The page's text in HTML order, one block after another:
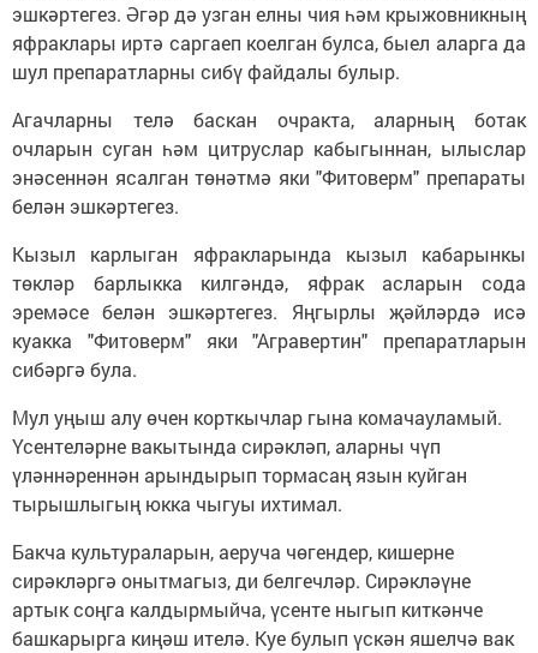
эшкәртегез. Әгәр дә узган елны чия һәм крыжовникның
яфраклары иртә саргаеп коелган булса, быел аларга да
шул препаратларны сибү файдалы булыр.
Агачларны телә баскан очракта, аларның ботак
очларын суган һәм цитруслар кабыгыннан, ылыслар
энәсеннән ясалган төнәтмә яки "Фитоверм" препараты
белән эшкәртегез.
Кызыл карлыган яфракларында кызыл кабарынкы
төкләр барлыкка килгәндә, яфрак асларын сода
эремәсе белән эшкәртегез. Яңгырлы җәйләрдә исә
куакка "Фитоверм" яки "Агравертин" препаратларын
сибәргә була.
Мул уңыш алу өчен корткычлар гына комачауламый.
Үсентеләрне вакытында сирәкләп, аларны чүп
үләннәреннән арындырып тормасаң язын куйган
тырышлыгың юкка чыгуы ихтимал.
Бакча культураларын, аеруча чөгендер, кишерне
сирәкләргә онытмагыз, ди белгечләр. Сирәкләүне
артык соңга калдырмыйча, үсенте ныгып киткәнче
башкарырга киңәш ителә. Куе булып үскән яшелчә вак